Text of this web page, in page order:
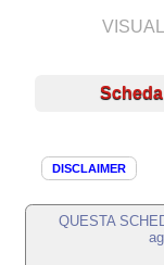
DISCLAIMER
QUESTA